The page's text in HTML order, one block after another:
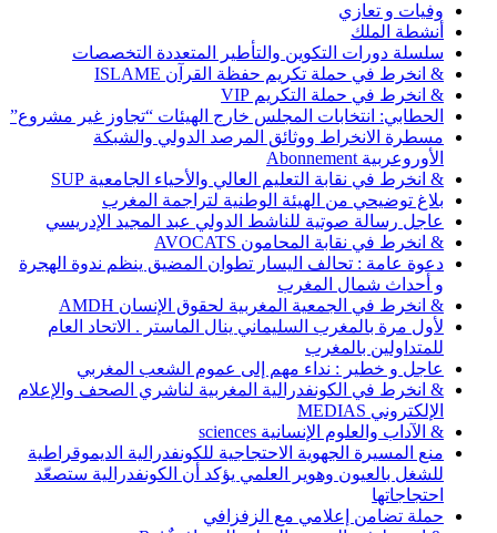
وفيات و تعازي
أنشطة الملك
سلسلة دورات التكوين والتأطير المتعددة التخصصات
& انخرط في حملة تكريم حفظة القرآن ISLAME
& انخرط في حملة التكريم VIP
الحطابي: انتخابات المجلس خارج الهيئات “تجاوز غير مشروع”
مسطرة الانخراط ووثائق المرصد الدولي والشبكة
الأوروعربية Abonnement
& انخرط في نقابة التعليم العالي والأحياء الجامعية SUP
بلاغ توضيحي من الهيئة الوطنية لتراجمة المغرب
عاجل رسالة صوتية للناشط الدولي عبد المجيد الإدريسي
& انخرط في نقابة المحامون AVOCATS
دعوة عامة : تحالف اليسار تطوان المضيق ينظم ندوة الهجرة
و أحداث شمال المغرب
& انخرط في الجمعية المغربية لحقوق الإنسان AMDH
لأول مرة بالمغرب السليماني ينال الماستر . الاتحاد العام
للمتداولين بالمغرب
عاجل و خطير : نداء مهم إلى عموم الشعب المغربي
& انخرط في الكونفدرالية المغربية لناشري الصحف والإعلام
الإلكتروني MEDIAS
& الآداب والعلوم الإنسانية sciences
منع المسيرة الجهوية الاحتجاجية للكونفدرالية الديموقراطية
للشغل بالعيون وهوير العلمي يؤكد أن الكونفدرالية ستصعّد
احتجاجاتها
حملة تضامن إعلامي مع الزفزافي